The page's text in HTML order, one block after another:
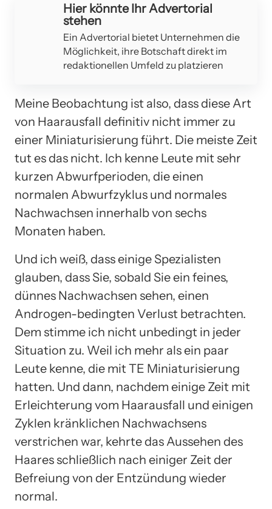
Hier könnte Ihr Advertorial
stehen
Ein Advertorial bietet Unternehmen die
Möglichkeit, ihre Botschaft direkt im
redaktionellen Umfeld zu platzieren
Meine Beobachtung ist also, dass diese Art
von Haarausfall definitiv nicht immer zu
einer Miniaturisierung führt. Die meiste Zeit
tut es das nicht. Ich kenne Leute mit sehr
kurzen Abwurfperioden, die einen
normalen Abwurfzyklus und normales
Nachwachsen innerhalb von sechs
Monaten haben.
Und ich weiß, dass einige Spezialisten
glauben, dass Sie, sobald Sie ein feines,
dünnes Nachwachsen sehen, einen
Androgen-bedingten Verlust betrachten.
Dem stimme ich nicht unbedingt in jeder
Situation zu. Weil ich mehr als ein paar
Leute kenne, die mit TE Miniaturisierung
hatten. Und dann, nachdem einige Zeit mit
Erleichterung vom Haarausfall und einigen
Zyklen kränklichen Nachwachsens
verstrichen war, kehrte das Aussehen des
Haares schließlich nach einiger Zeit der
Befreiung von der Entzündung wieder
normal.